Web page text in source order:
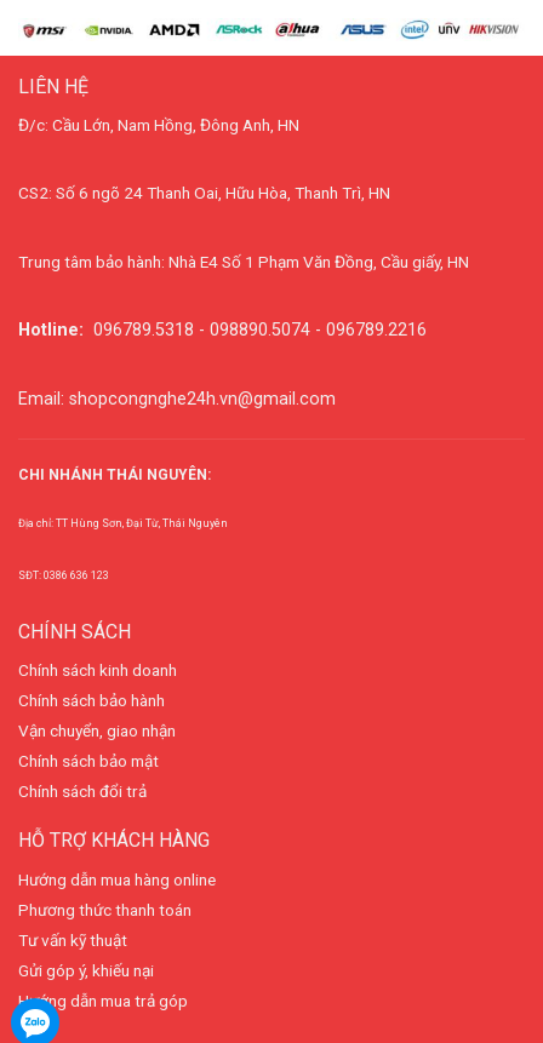
LIÊN HỆ
Đ/c: Cầu Lớn, Nam Hồng, Đông Anh, HN
CS2: Số 6 ngõ 24 Thanh Oai, Hữu Hòa, Thanh Trì, HN
Trung tâm bảo hành: Nhà E4 Số 1 Phạm Văn Đồng, Cầu giấy, HN
Hotline: 096789.5318 - 098890.5074 - 096789.2216
Email: shopcongnghe24h.vn@gmail.com
CHI NHÁNH THÁI NGUYÊN:
Địa chỉ: TT Hùng Sơn, Đại Từ, Thái Nguyên
SĐT: 0386 636 123
CHÍNH SÁCH
Chính sách kinh doanh
Chính sách bảo hành
Vận chuyển, giao nhận
Chính sách bảo mật
Chính sách đổi trả
HỖ TRỢ KHÁCH HÀNG
Hướng dẫn mua hàng online
Phương thức thanh toán
Tư vấn kỹ thuật
Gửi góp ý, khiếu nại
Hướng dẫn mua trả góp